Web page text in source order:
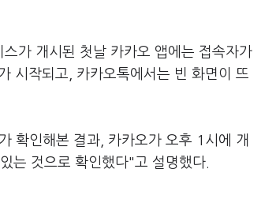
가 개시된 첫날 카카오 앱에는 접속자가
시작되고, 카카오톡에서는 빈 화면이 뜨
확인해본 결과, 카카오가 오후 1시에 개
는 것으로 확인했다"고 설명했다.